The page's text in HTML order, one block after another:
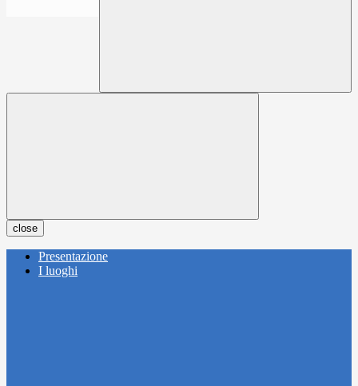
close
Presentazione
I luoghi